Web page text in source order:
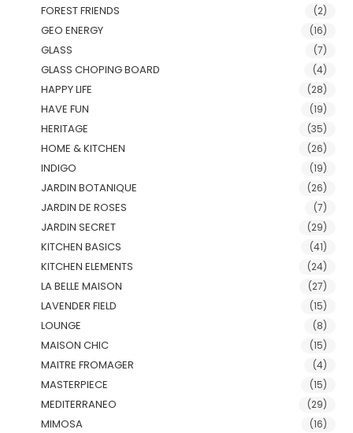
FOREST FRIENDS (2)
GEO ENERGY (16)
GLASS (7)
GLASS CHOPING BOARD (4)
HAPPY LIFE (28)
HAVE FUN (19)
HERITAGE (35)
HOME & KITCHEN (26)
INDIGO (19)
JARDIN BOTANIQUE (26)
JARDIN DE ROSES (7)
JARDIN SECRET (29)
KITCHEN BASICS (41)
KITCHEN ELEMENTS (24)
LA BELLE MAISON (27)
LAVENDER FIELD (15)
LOUNGE (8)
MAISON CHIC (15)
MAITRE FROMAGER (4)
MASTERPIECE (15)
MEDITERRANEO (29)
MIMOSA (16)